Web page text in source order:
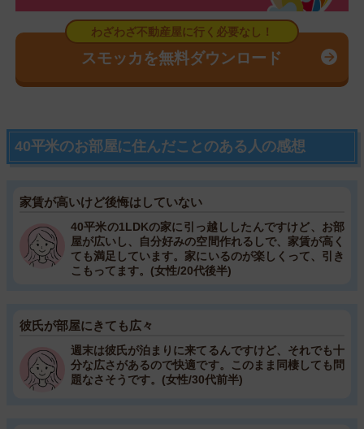
スモッカを無料ダウンロード
40平米のお部屋に住んだことのある人の感想
家賃が高いけど後悔はしていない
40平米の1LDKの家に引っ越ししたんですけど、お部
屋が広いし、自分好みの空間作れるしで、家賃が高く
ても満足しています。家にいるのが楽しくって、引き
こもってます。(女性/20代後半)
彼氏が部屋にきても広々
週末は彼氏が泊まりに来てるんですけど、それでも十
分な広さがあるので快適です。このまま同棲しても問
題なさそうです。(女性/30代前半)